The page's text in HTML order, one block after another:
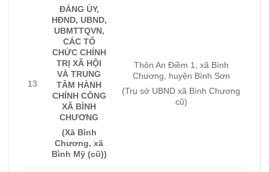
13
ĐẢNG ỦY,
HĐND, UBND,
UBMTTQVN,
CÁC TỔ
CHỨC CHÍNH
TRỊ XÃ HỘI
VÀ TRUNG
TÂM HÀNH
CHÍNH CÔNG
XÃ BÌNH
CHƯƠNG
(Xã Bình
Chương, xã
Bình Mỹ (cũ))
Thôn An Điềm 1, xã Bình
Chương, huyện Bình Sơn
(Trụ sở UBND xã Bình Chương
cũ)